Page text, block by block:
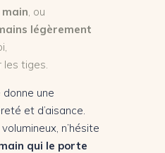
main, ou
légèrement
les tiges.
une
et d’aisance.
n’hésite
qui le porte